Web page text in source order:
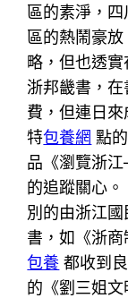
區的素淨，
區的熱鬧豪
略，但也透
浙邦畿書，
費，但連日
特包養網 點
品《瀏覽浙
的追蹤關心。
別的由浙江國
書，如《浙
包養 都收到
的《劉三姐文